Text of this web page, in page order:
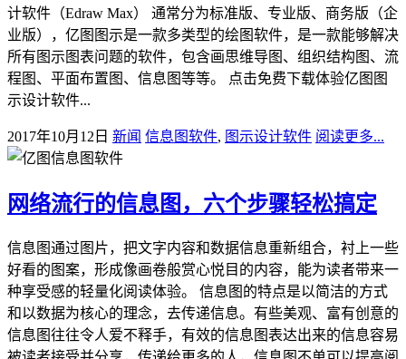
计软件（Edraw Max） 通常分为标准版、专业版、商务版（企
业版），亿图图示是一款多类型的绘图软件，是一款能够解决
所有图示图表问题的软件，包含画思维导图、组织结构图、流
程图、平面布置图、信息图等等。 点击免费下载体验亿图图
示设计软件...
2017年10月12日 新闻 信息图软件, 图示设计软件 阅读更多...
网络流行的信息图，六个步骤轻松搞定
信息图通过图片，把文字内容和数据信息重新组合，衬上一些
好看的图案，形成像画卷般赏心悦目的内容，能为读者带来一
种享受感的轻量化阅读体验。 信息图的特点是以简洁的方式
和以数据为核心的理念，去传递信息。有些美观、富有创意的
信息图往往令人爱不释手，有效的信息图表达出来的信息容易